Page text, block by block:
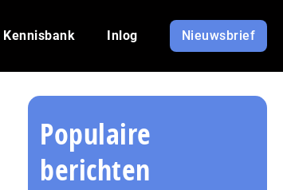
Kennisbank Inlog Nieuwsbrief
Populaire
berichten